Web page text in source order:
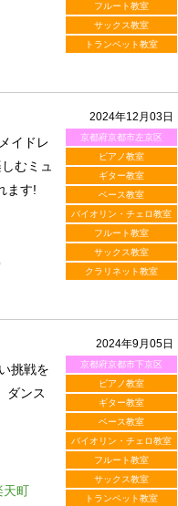
フルート教室
サックス教室
トランペット教室
2024年12月03日
京都府京都市左京区
ピアノ教室
ギター教室
ベース教室
バイオリン・チェロ教室
フルート教室
サックス教室
クラリネット教室
イドレ
むミュ
ます!
2024年9月05日
京都府京都市下京区
ピアノ教室
ギター教室
ベース教室
バイオリン・チェロ教室
フルート教室
サックス教室
トランペット教室
挑戦を
ダンス
天町